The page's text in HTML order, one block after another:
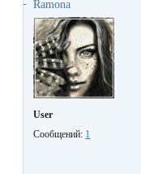
эпиляции
Что
нужно
знать
перед
Ramona
User
Сообщений: 1